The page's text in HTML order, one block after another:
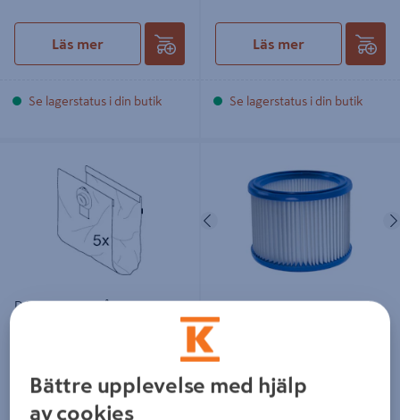
Läs mer
Se lagerstatus i din butik
Läs mer
Se lagerstatus i din butik
400/440 5ST
DAMMSUGARPÅSE AERO
DAMMSUGARFILTER ATTIX
30
Bättre upplevelse med hjälp
av cookies